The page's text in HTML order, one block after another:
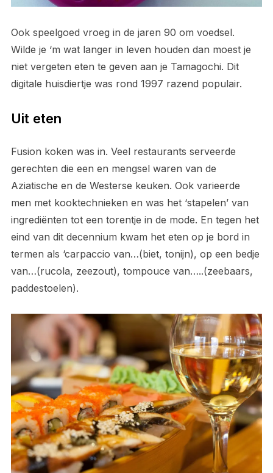
Ook speelgoed vroeg in de jaren 90 om voedsel.
Wilde je ‘m wat langer in leven houden dan moest je
niet vergeten eten te geven aan je Tamagochi. Dit
digitale huisdiertje was rond 1997 razend populair.
Uit eten
Fusion koken was in. Veel restaurants serveerde
gerechten die een en mengsel waren van de
Aziatische en de Westerse keuken. Ook varieerde
men met kooktechnieken en was het ‘stapelen’ van
ingrediënten tot een torentje in de mode. En tegen het
eind van dit decennium kwam het eten op je bord in
termen als ‘carpaccio van…(biet, tonijn), op een bedje
van…(rucola, zeezout), tompouce van…..(zeebaars,
paddestoelen).